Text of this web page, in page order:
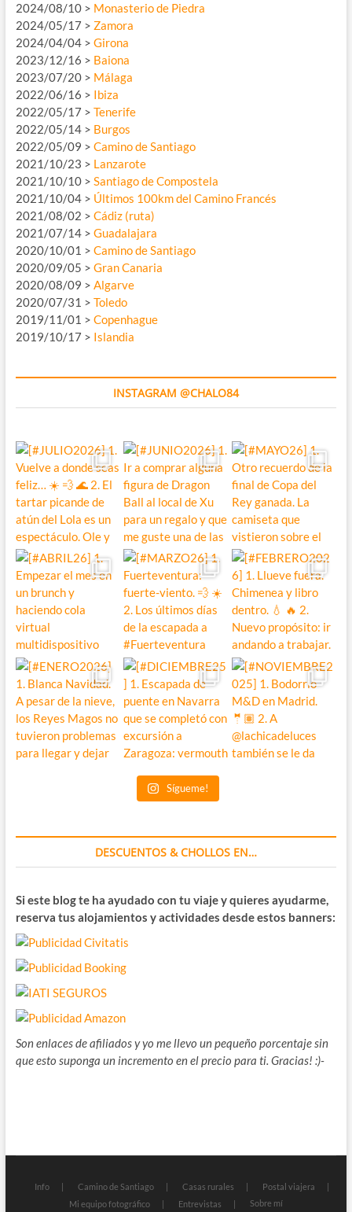
2024/08/10 > Monasterio de Piedra
2024/05/17 > Zamora
2024/04/04 > Girona
2023/12/16 > Baiona
2023/07/20 > Málaga
2022/06/16 > Ibiza
2022/05/17 > Tenerife
2022/05/14 > Burgos
2022/05/09 > Camino de Santiago
2021/10/23 > Lanzarote
2021/10/10 > Santiago de Compostela
2021/10/04 > Últimos 100km del Camino Francés
2021/08/02 > Cádiz (ruta)
2021/07/14 > Guadalajara
2020/10/01 > Camino de Santiago
2020/09/05 > Gran Canaria
2020/08/09 > Algarve
2020/07/31 > Toledo
2019/11/01 > Copenhague
2019/10/17 > Islandia
INSTAGRAM @CHALO84
Sígueme!
DESCUENTOS & CHOLLOS EN…
Si este blog te ha ayudado con tu viaje y quieres ayudarme,
reserva tus alojamientos y actividades desde estos banners:
Son enlaces de afiliados y yo me llevo un pequeño porcentaje sin
que esto suponga un incremento en el precio para ti. Gracias! :)-
Info Camino de Santiago Casas rurales
Postal viajera
Mi equipo fotográfico
Entrevistas Sobre mí